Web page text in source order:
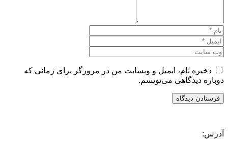
ذخیره نام، ایمیل و وبسایت من در مرورگر برای زمانی که
دوباره دیدگاهی می‌نویسم.
آدرس: